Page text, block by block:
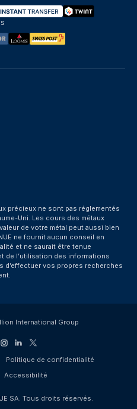
précieux ne sont pas réglementés
Uni. Les cours des métaux
de votre métal peut aussi bien
ne fournit aucun conseil en
et ne saurait être tenue
de l’utilisation des informations
d’effectuer vos propres recherches
International Group
Politique de confidentialité
Accessibilité
SA. Tous droits réservés.